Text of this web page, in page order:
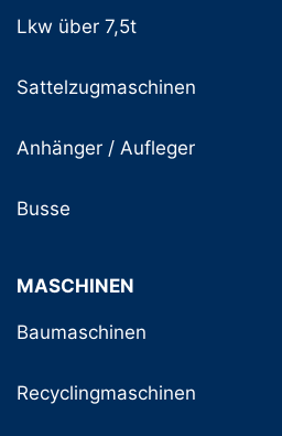
Lkw über 7,5t
Sattelzugmaschinen
Anhänger / Aufleger
Busse
MASCHINEN
Baumaschinen
Recyclingmaschinen